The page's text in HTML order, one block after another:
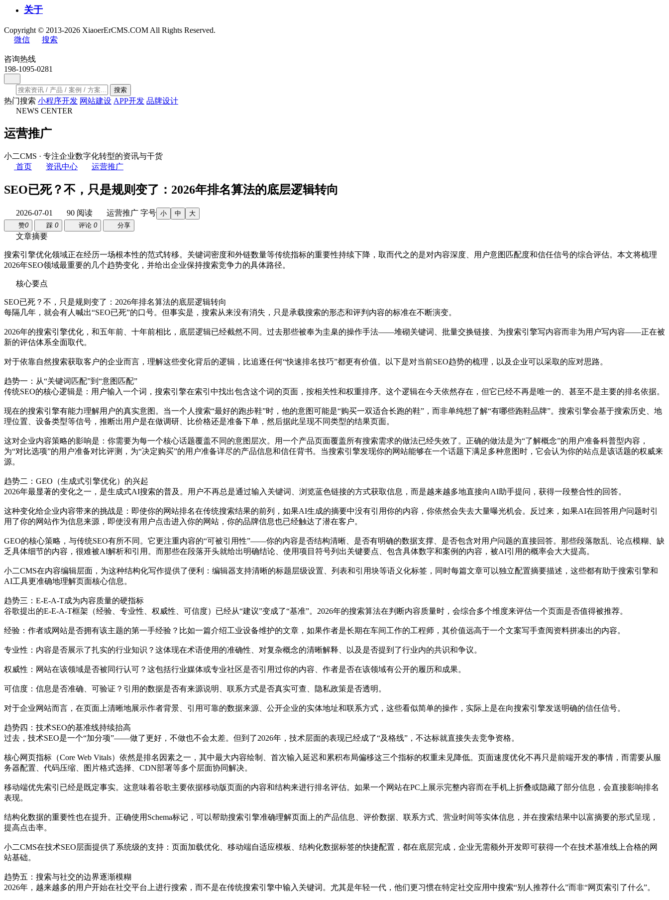
关于
Copyright © 2013-2026 XiaoerErCMS.COM All Rights Reserved.
微信
搜索
咨询热线
198-1095-0281
搜索
热门搜索 小程序开发 网站建设 APP开发 品牌设计
NEWS CENTER
运营推广
小二CMS · 专注企业数字化转型的资讯与干货
首页
资讯中心 运营推广
SEO已死？不，只是规则变了：2026年排名算法的底层逻辑转向
2026-07-01 90 阅读 运营推广 字号 小 中
大
赞0 踩 0 评论 0 分享
文章摘要
搜索引擎优化领域正在经历一场根本性的范式转移。关键词密度和外链数量等传统指标的重要性持续下降，取而代之的是对内容深度、用户意图匹配度和信任信号的综合评估。本文将梳理
2026年SEO领域最重要的几个趋势变化，并给出企业保持搜索竞争力的具体路径。
核心要点
SEO已死？不，只是规则变了：2026年排名算法的底层逻辑转向
每隔几年，就会有人喊出“SEO已死”的口号。但事实是，搜索从来没有消失，只是承载搜索的形态和评判内容的标准在不断演变。
2026年的搜索引擎优化，和五年前、十年前相比，底层逻辑已经截然不同。过去那些被奉为圭臬的操作手法——堆砌关键词、批量交换链接、为搜索引擎写内容而非为用户写内容——正在被
新的评估体系全面取代。
对于依靠自然搜索获取客户的企业而言，理解这些变化背后的逻辑，比追逐任何“快速排名技巧”都更有价值。以下是对当前SEO趋势的梳理，以及企业可以采取的应对思路。
趋势一：从“关键词匹配”到“意图匹配”
传统SEO的核心逻辑是：用户输入一个词，搜索引擎在索引中找出包含这个词的页面，按相关性和权重排序。这个逻辑在今天依然存在，但它已经不再是唯一的、甚至不是主要的排名依据。
现在的搜索引擎有能力理解用户的真实意图。当一个人搜索“最好的跑步鞋”时，他的意图可能是“购买一双适合长跑的鞋”，而非单纯想了解“有哪些跑鞋品牌”。搜索引擎会基于搜索历史、地
理位置、设备类型等信号，推断出用户是在做调研、比价格还是准备下单，然后据此呈现不同类型的结果页面。
这对企业内容策略的影响是：你需要为每一个核心话题覆盖不同的意图层次。用一个产品页面覆盖所有搜索需求的做法已经失效了。正确的做法是为“了解概念”的用户准备科普型内容，
为“对比选项”的用户准备对比评测，为“决定购买”的用户准备详尽的产品信息和信任背书。当搜索引擎发现你的网站能够在一个话题下满足多种意图时，它会认为你的站点是该话题的权威来
源。
趋势二：GEO（生成式引擎优化）的兴起
2026年最显著的变化之一，是生成式AI搜索的普及。用户不再总是通过输入关键词、浏览蓝色链接的方式获取信息，而是越来越多地直接向AI助手提问，获得一段整合性的回答。
这种变化给企业内容带来的挑战是：即使你的网站排名在传统搜索结果的前列，如果AI生成的摘要中没有引用你的内容，你依然会失去大量曝光机会。反过来，如果AI在回答用户问题时引
用了你的网站作为信息来源，即使没有用户点击进入你的网站，你的品牌信息也已经触达了潜在客户。
GEO的核心策略，与传统SEO有所不同。它更注重内容的“可被引用性”——你的内容是否结构清晰、是否有明确的数据支撑、是否包含对用户问题的直接回答。那些段落散乱、论点模糊、缺
乏具体细节的内容，很难被AI解析和引用。而那些在段落开头就给出明确结论、使用项目符号列出关键要点、包含具体数字和案例的内容，被AI引用的概率会大大提高。
小二CMS在内容编辑层面，为这种结构化写作提供了便利：编辑器支持清晰的标题层级设置、列表和引用块等语义化标签，同时每篇文章可以独立配置摘要描述，这些都有助于搜索引擎和
AI工具更准确地理解页面核心信息。
趋势三：E-E-A-T成为内容质量的硬指标
谷歌提出的E-E-A-T框架（经验、专业性、权威性、可信度）已经从“建议”变成了“基准”。2026年的搜索算法在判断内容质量时，会综合多个维度来评估一个页面是否值得被推荐。
经验：作者或网站是否拥有该主题的第一手经验？比如一篇介绍工业设备维护的文章，如果作者是长期在车间工作的工程师，其价值远高于一个文案写手查阅资料拼凑出的内容。
专业性：内容是否展示了扎实的行业知识？这体现在术语使用的准确性、对复杂概念的清晰解释、以及是否提到了行业内的共识和争议。
权威性：网站在该领域是否被同行认可？这包括行业媒体或专业社区是否引用过你的内容、作者是否在该领域有公开的履历和成果。
可信度：信息是否准确、可验证？引用的数据是否有来源说明、联系方式是否真实可查、隐私政策是否透明。
对于企业网站而言，在页面上清晰地展示作者背景、引用可靠的数据来源、公开企业的实体地址和联系方式，这些看似简单的操作，实际上是在向搜索引擎发送明确的信任信号。
趋势四：技术SEO的基准线持续抬高
过去，技术SEO是一个“加分项”——做了更好，不做也不会太差。但到了2026年，技术层面的表现已经成了“及格线”，不达标就直接失去竞争资格。
核心网页指标（Core Web Vitals）依然是排名因素之一，其中最大内容绘制、首次输入延迟和累积布局偏移这三个指标的权重未见降低。页面速度优化不再只是前端开发的事情，而需要从服
务器配置、代码压缩、图片格式选择、CDN部署等多个层面协同解决。
移动端优先索引已经是既定事实。这意味着谷歌主要依据移动版页面的内容和结构来进行排名评估。如果一个网站在PC上展示完整内容而在手机上折叠或隐藏了部分信息，会直接影响排名
表现。
结构化数据的重要性也在提升。正确使用Schema标记，可以帮助搜索引擎准确理解页面上的产品信息、评价数据、联系方式、营业时间等实体信息，并在搜索结果中以富摘要的形式呈现，
提高点击率。
小二CMS在技术SEO层面提供了系统级的支持：页面加载优化、移动端自适应模板、结构化数据标签的快捷配置，都在底层完成，企业无需额外开发即可获得一个在技术基准线上合格的网
站基础。
趋势五：搜索与社交的边界逐渐模糊
2026年，越来越多的用户开始在社交平台上进行搜索，而不是在传统搜索引擎中输入关键词。尤其是年轻一代，他们更习惯在特定社交应用中搜索“别人推荐什么”而非“网页索引了什么”。